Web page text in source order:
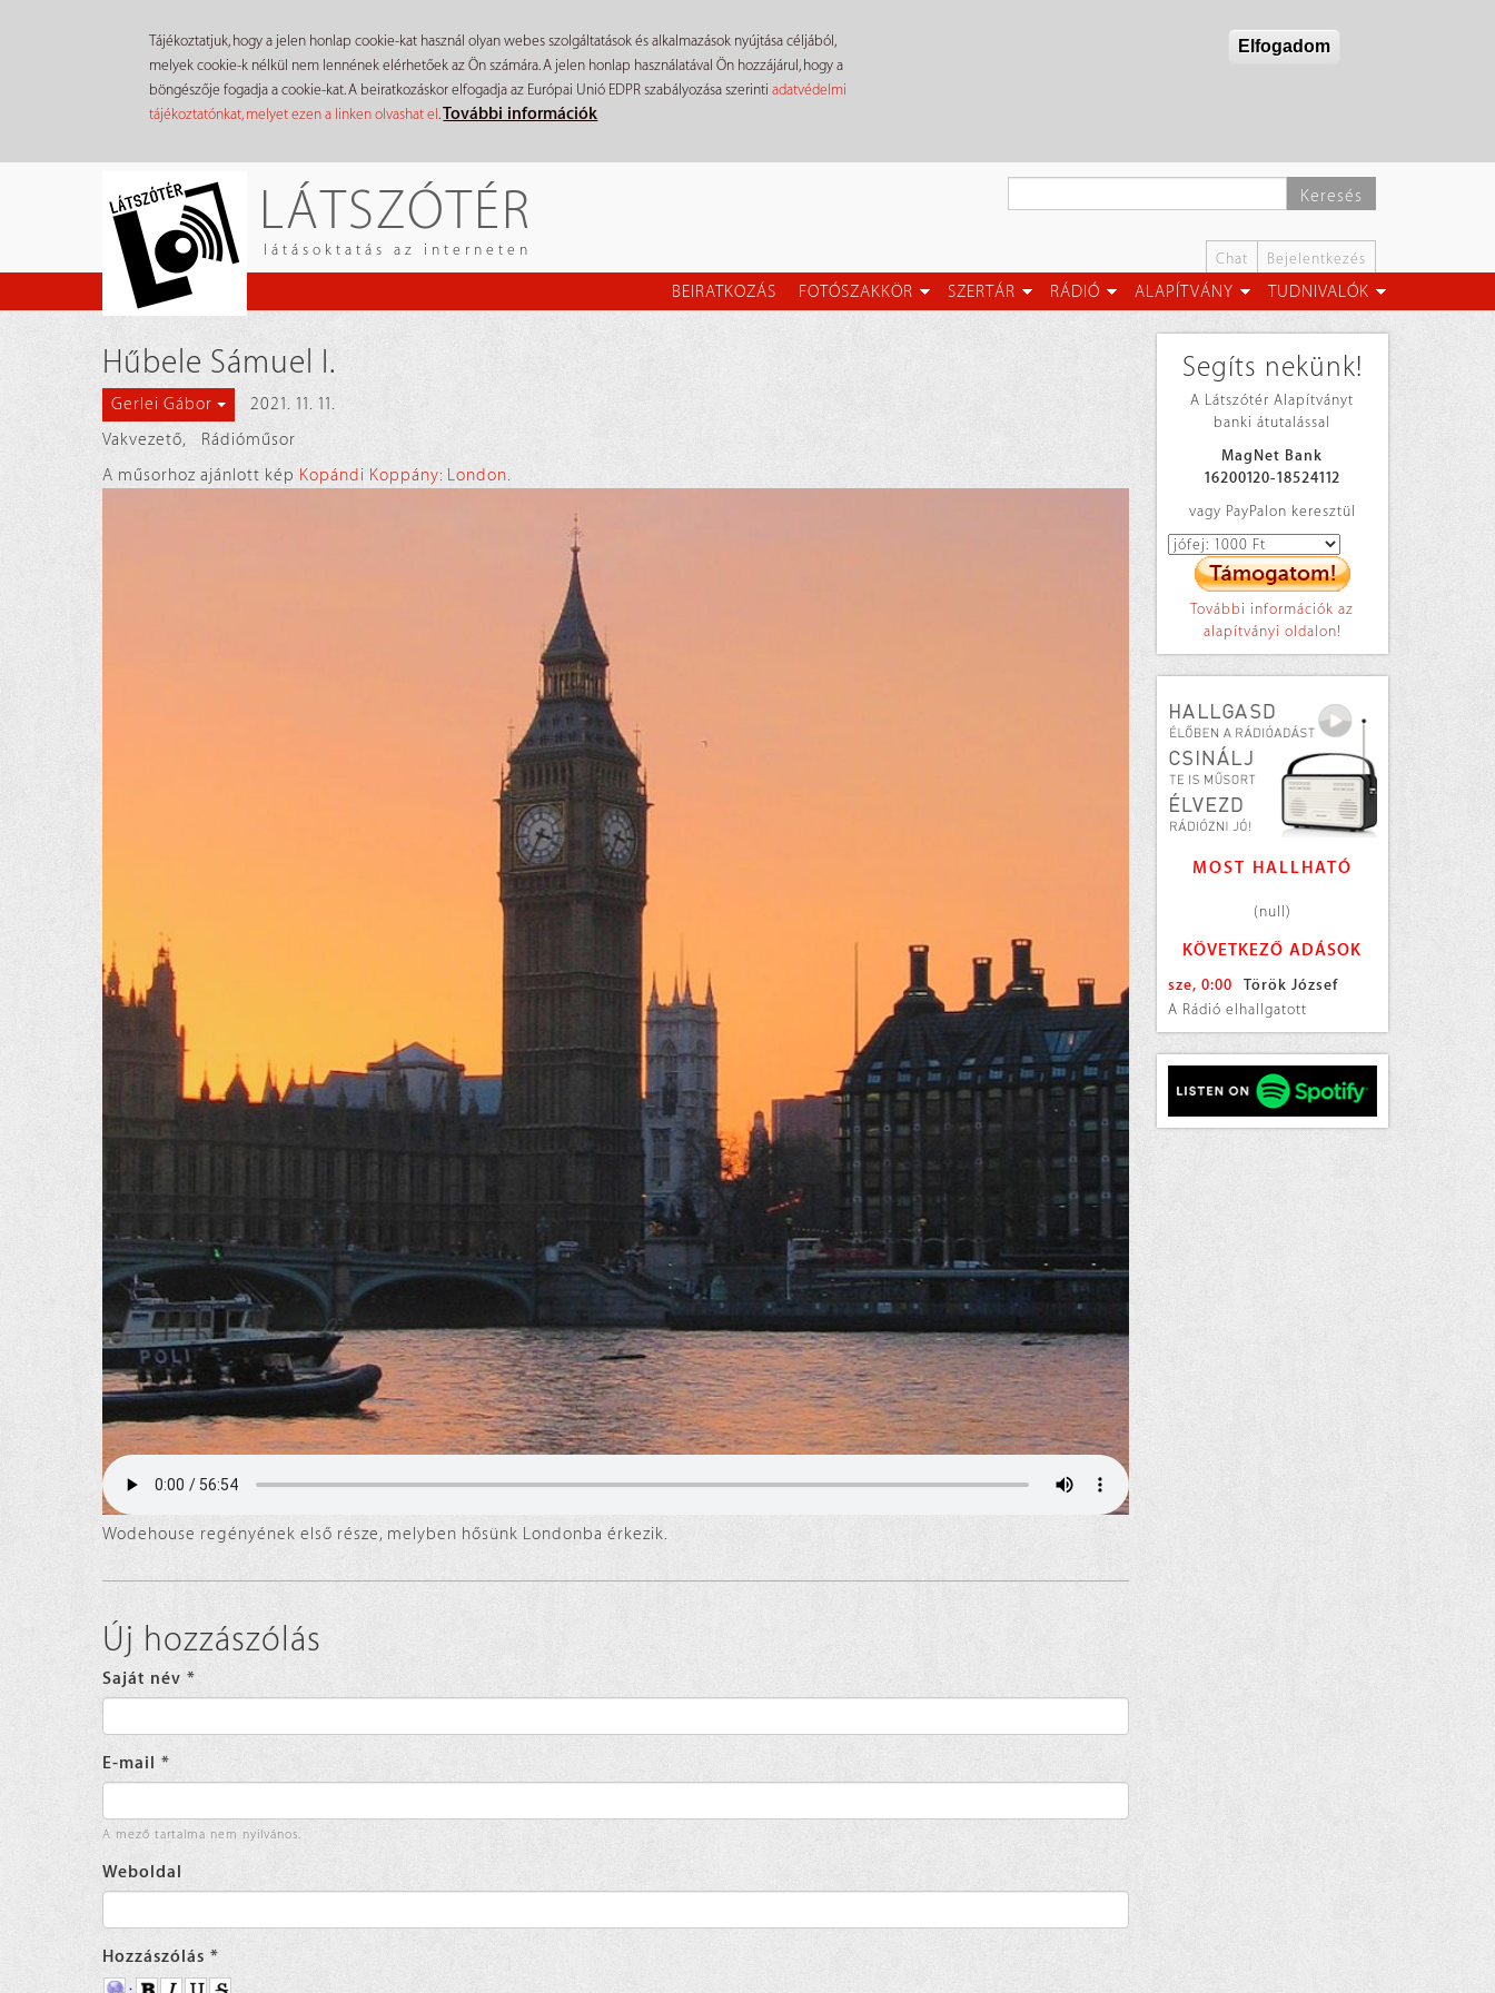
Tájékoztatjuk, hogy a jelen honlap cookie-kat használ olyan webes szolgáltatások és alkalmazások nyújtása céljából,
melyek cookie-k nélkül nem lennének elérhetőek az Ön számára. A jelen honlap használatával Ön hozzájárul, hogy a
böngészője fogadja a cookie-kat. A beiratkozáskor elfogadja az Európai Unió EDPR szabályozása szerintiadatvédelmi
tájékoztatónkat, melyet ezen a linken olvashat el.További információk
Elfogadom
LÁTSZÓTÉR
látásoktatás az interneten
Keresés
Chat Bejelentkezés
BEIRATKOZÁS FOTÓSZAKKÖR SZERTÁR RÁDIÓ ALAPÍTVÁNY TUDNIVALÓK
Hűbele Sámuel I.
Gerlei Gábor
2021. 11. 11.
Vakvezető,
Rádióműsor
A műsorhoz ajánlott kép Kopándi Koppány: London.
Wodehouse regényének első része, melyben hősünk Londonba érkezik.
Új hozzászólás
Saját név *
E-mail *
A mező tartalma nem nyilvános.
Weboldal
Hozzászólás *
Segíts nekünk!
A Látszótér Alapítványt
banki átutalással
MagNet Bank
16200120-18524112
vagy PayPalon keresztül
További információk az
alapítványi oldalon!
MOST HALLHATÓ
(null)
KÖVETKEZŐ ADÁSOK
sze, 0:00
Török József
A Rádió elhallgatott